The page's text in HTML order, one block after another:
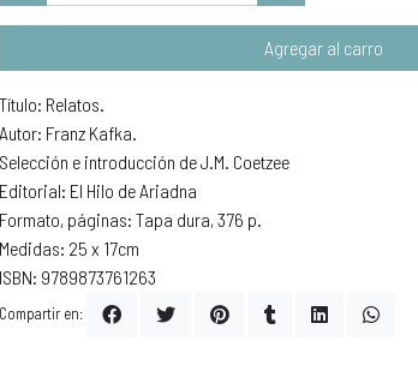
Agregar al carro
Título: Relatos.
Autor: Franz Kafka.
Selección e introducción de J.M. Coetzee
Editorial: El Hilo de Ariadna
Formato, páginas: Tapa dura, 376 p.
Medidas: 25 x 17cm
ISBN: 9789873761263
Compartir en: